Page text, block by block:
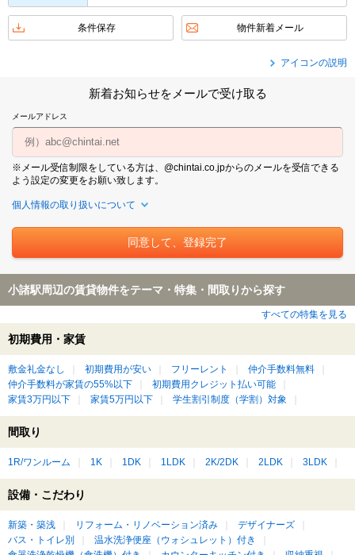
条件保存 物件新着メール
アイコンの説明
新着お知らせをメールで受け取る
メールアドレス
※メール受信制限をしている方は、@chintai.co.jpからのメールを受信できる
よう設定の変更をお願い致します。
個人情報の取り扱いについて
小諸駅周辺の賃貸物件をテーマ・特集・間取りから探す
すべての特集を見る
初期費用・家賃
敷金礼金なし 初期費用が安い フリーレント
仲介手数料無料
仲介手数料が家賃の55%以下
初期費用クレジット払い可能
家賃3万円以下
家賃5万円以下 学生割引制度（学割）対象
間取り
1R/ワンルーム 1K 1DK 1LDK 2K/2DK 2LDK 3LDK
設備・こだわり
新築・築浅 リフォーム・リノベーション済み
デザイナーズ
バス・トイレ別
温水洗浄便座（ウォシュレット）付き